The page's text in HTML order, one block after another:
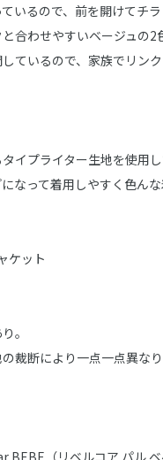
いるので、前を開けてチ
合わせやすいベージュの2
ているので、家族でリン
イプライター生地を使用し
なって着用しやすく色んな
ケット
。
裁断により一点一点異なり
BEBE（リベルコア パル ベ